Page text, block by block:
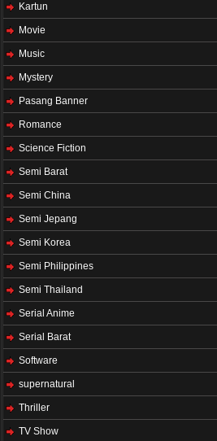
Kartun
Movie
Music
Mystery
Pasang Banner
Romance
Science Fiction
Semi Barat
Semi China
Semi Jepang
Semi Korea
Semi Philippines
Semi Thailand
Serial Anime
Serial Barat
Software
supernatural
Thriller
TV Show